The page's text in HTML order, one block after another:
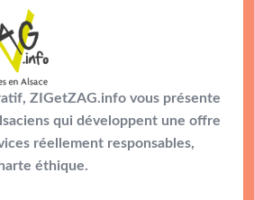
ZIGetZAG.info vous présente
qui développent une offre
réellement responsables,
éthique.